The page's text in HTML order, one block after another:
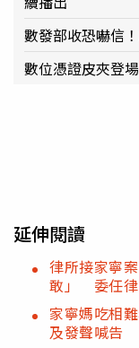
數發部收恐嚇信
數位憑證皮夾登
延伸閱讀
律所接家寧
敢」 委任律
家寧媽吃相
及發聲喊告